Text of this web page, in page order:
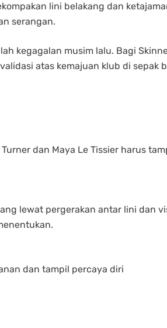
lini belakang dan
serangan.
kegagalan musim lalu. Bagi
atas kemajuan klub di sepak
dan Maya Le Tissier harus
lewat pergerakan antar lini dan
dan tampil percaya diri